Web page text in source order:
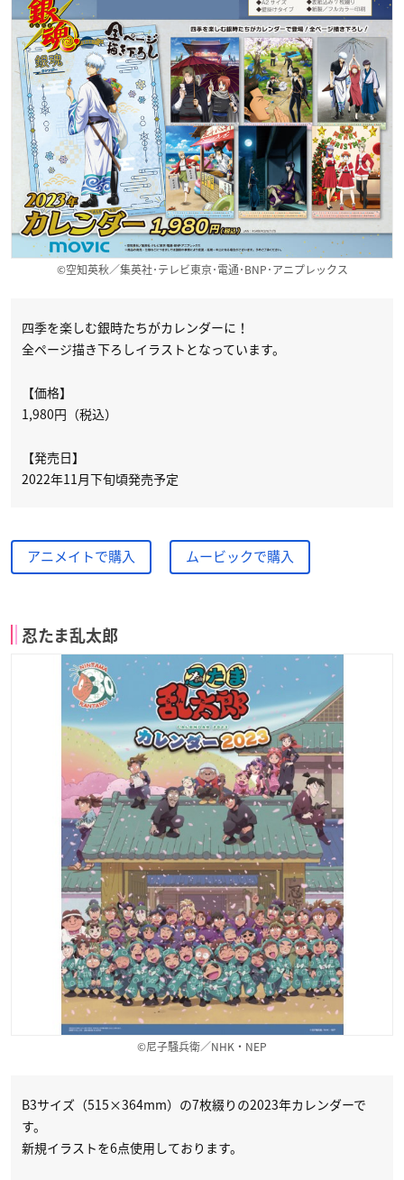
©空知英秋／集英社･テレビ東京･電通･BNP･アニプレックス
四季を楽しむ銀時たちがカレンダーに！
全ページ描き下ろしイラストとなっています。
【価格】
1,980円（税込）
【発売日】
2022年11月下旬頃発売予定
アニメイトで購入 ムービックで購入
忍たま乱太郎
©尼子騒兵衛／NHK・NEP
B3サイズ（515×364mm）の7枚綴りの2023年カレンダーで
す。
新規イラストを6点使用しております。